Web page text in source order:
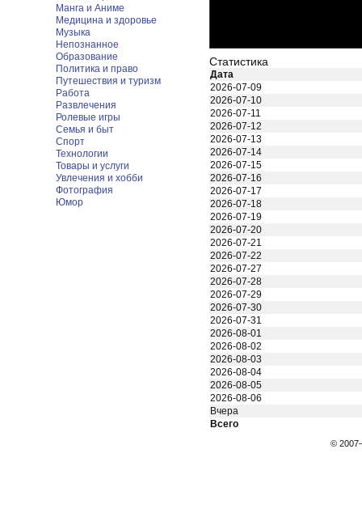
Манга и Аниме
Медицина и здоровье
Музыка
Непознанное
Образование
Политика и право
Путешествия и туризм
Работа
Развлечения
Ролевые игры
Семья и быт
Спорт
Технологии
Товары и услуги
Увлечения и хобби
Фотография
Юмор
Статистика
Дата
2026-07-09
2026-07-10
2026-07-11
2026-07-12
2026-07-13
2026-07-14
2026-07-15
2026-07-16
2026-07-17
2026-07-18
2026-07-19
2026-07-20
2026-07-21
2026-07-22
2026-07-27
2026-07-28
2026-07-29
2026-07-30
2026-07-31
2026-08-01
2026-08-02
2026-08-03
2026-08-04
2026-08-05
2026-08-06
Вчера
Всего
©